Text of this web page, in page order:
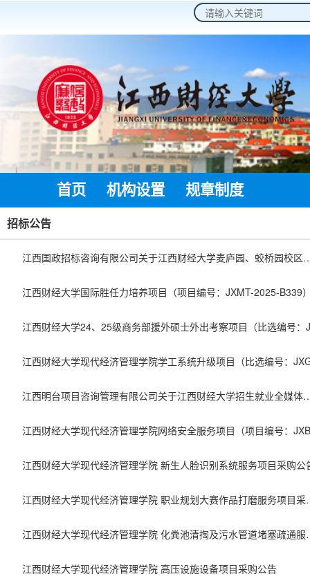
2026年8月10日 星期一
首页 机构设置 规章制度
招标公告
江西国政招标咨询有限公司关于江西财经大学麦庐园、蛟桥园校区店面
江西明台项目咨询管理有限公司关于江西财经大学招生就
江西财经大学现代经济管理学院 新生人脸识别系统服务项目采购公
江西财经大学现
江西财经大学现代
江西财经大学现代经济管理学院 高压设施设备项目采购公告